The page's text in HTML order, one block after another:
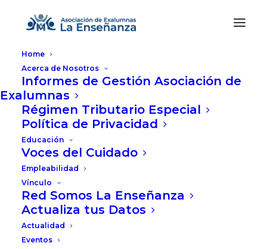
Home
Acerca de Nosotros
Informes de Gestión Asociación de
Exalumnas
Régimen Tributario Especial
Política de Privacidad
Educación
Voces del Cuidado
Empleabilidad
Vínculo
Red Somos La Enseñanza
Actualiza tus Datos
Actualidad
Eventos